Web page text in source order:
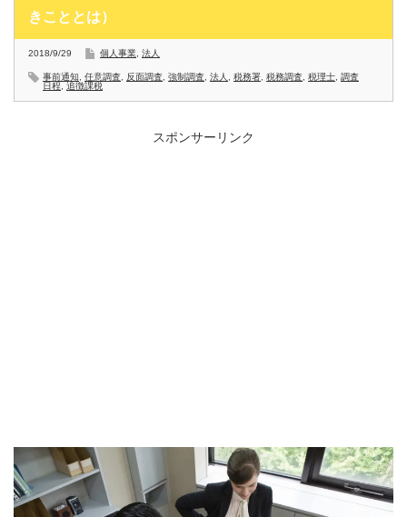
きこととは）
2018/9/29 個人事業 法人
事前通知 任意調査 反面調査 強制調査 法人 税務署 税務調査 税理士 調査
日程
追徴課税
スポンサーリンク